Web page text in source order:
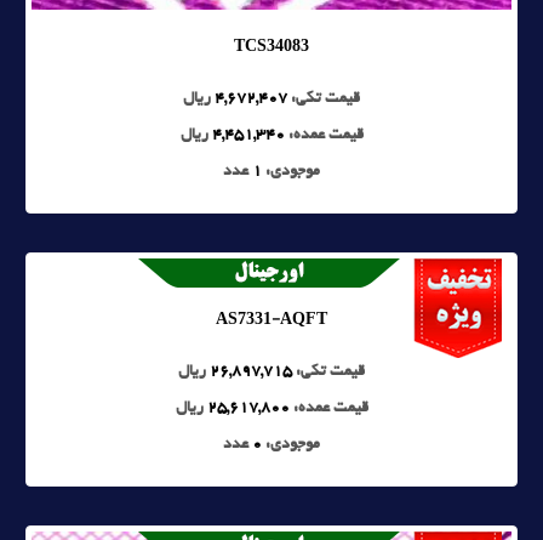
TCS34083
قیمت تکی: 4,672,407 ریال
قیمت عمده: 4,451,340 ریال
موجودی: 1 عدد
AS7331-AQFT
قیمت تکی:26,897,715 ریال
قیمت عمده: 25,617,800 ریال
موجودی: 0 عدد